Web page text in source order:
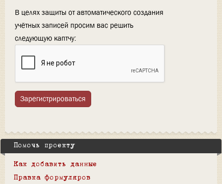
В целях защиты от автоматического создания
учётных записей просим вас решить
следующую каптчу:
Зарегистрироваться
Помочь проекту
Как добавить данные
Правка формуляров